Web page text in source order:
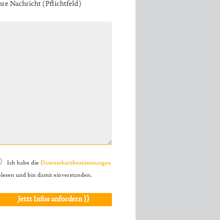
Nachricht (Pflichtfeld)
Ich habe die Datenschutzbestimmungen
und bin damit einverstanden.